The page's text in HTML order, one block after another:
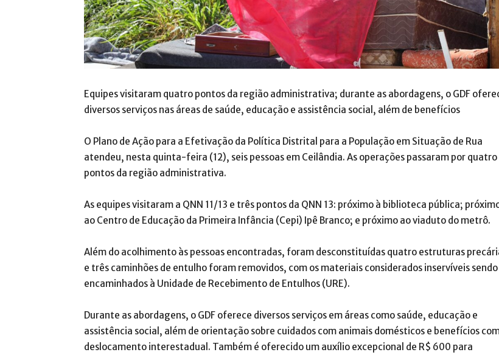
Equipes visitaram quatro pontos da região administrativa; durante as abordagens, o GDF
diversos serviços nas áreas de saúde, educação e assistência social, além de benefícios
O Plano de Ação para a Efetivação da Política Distrital para a População em Situação de Rua
atendeu, nesta quinta-feira (12), seis pessoas em Ceilândia. As operações passaram por quatro
pontos da região administrativa.
As equipes visitaram a QNN 11/13 e três pontos da QNN 13: próximo à biblioteca pública;
ao Centro de Educação da Primeira Infância (Cepi) Ipê Branco; e próximo ao viaduto do metrô.
Além do acolhimento às pessoas encontradas, foram desconstituídas quatro estruturas
e três caminhões de entulho foram removidos, com os materiais considerados inservíveis sendo
encaminhados à Unidade de Recebimento de Entulhos (URE).
Durante as abordagens, o GDF oferece diversos serviços em áreas como saúde, educação e
assistência social, além de orientação sobre cuidados com animais domésticos e benefícios
deslocamento interestadual. Também é oferecido um auxílio excepcional de R$ 600 para